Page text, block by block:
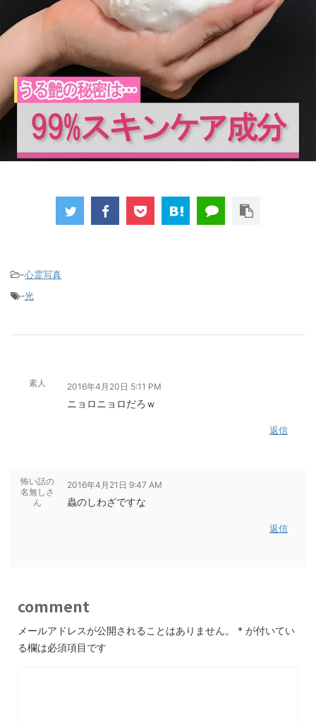
-心霊写真
-光
素人 2016年4月20日 5:11 PM
ニョロニョロだろｗ
返信
怖い話の
名無しさ
ん
2016年4月21日 9:47 AM
蟲のしわざですな
返信
comment
メールアドレスが公開されることはありません。 * が付いてい
る欄は必須項目です